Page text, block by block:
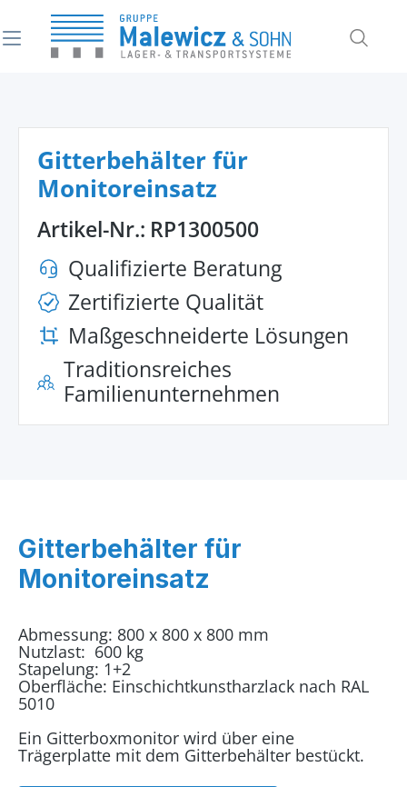
springen
Gitterbehälter für
Monitoreinsatz
Artikel-Nr.: RP1300500
Qualifizierte Beratung
Zertifizierte Qualität
Maßgeschneiderte Lösungen
Traditionsreiches
Familienunternehmen
Gitterbehälter für
Monitoreinsatz
Abmessung: 800 x 800 x 800 mm
Nutzlast: 600 kg
Stapelung: 1+2
Oberfläche: Einschichtkunstharzlack nach RAL
5010
Ein Gitterboxmonitor wird über eine
Trägerplatte mit dem Gitterbehälter bestückt.